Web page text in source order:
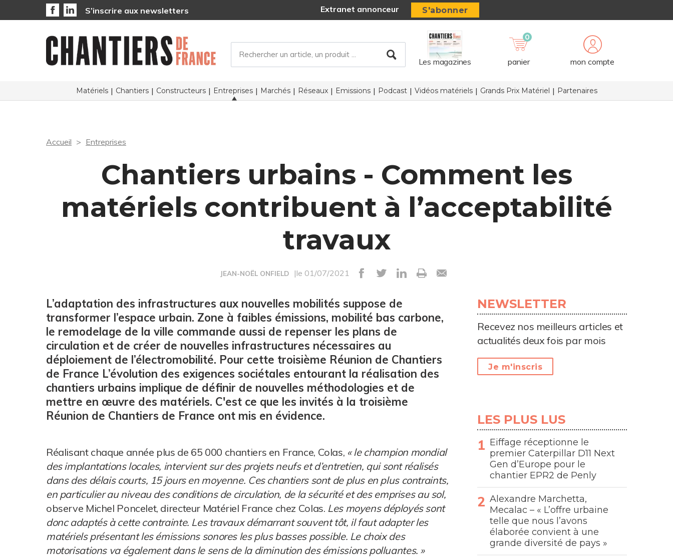
S’inscrire aux newsletters Extranet annonceur S'abonner
Les magazines
0
panier mon compte
Matériels Chantiers Constructeurs Entreprises Marchés Réseaux Emissions Podcast Vidéos matériels Grands Prix Matériel Partenaires
Accueil Entreprises
Chantiers urbains - Comment les
matériels contribuent à l’acceptabilité
travaux
JEAN-NOËL ONFIELD |le 01/07/2021
L’adaptation des infrastructures aux nouvelles mobilités suppose de
transformer l’espace urbain. Zone à faibles émissions, mobilité bas carbone,
le remodelage de la ville commande aussi de repenser les plans de
circulation et de créer de nouvelles infrastructures nécessaires au
déploiement de l’électromobilité. Pour cette troisième Réunion de Chantiers
de France L’évolution des exigences sociétales entourant la réalisation des
chantiers urbains implique de définir de nouvelles méthodologies et de
mettre en œuvre des matériels. C'est ce que les invités à la troisième
Réunion de Chantiers de France ont mis en évidence.
Réalisant chaque année plus de 65 000 chantiers en France, Colas, « le champion mondial
des implantations locales, intervient sur des projets neufs et d’entretien, qui sont réalisés
dans des délais courts, 15 jours en moyenne. Ces chantiers sont de plus en plus contraints,
en particulier au niveau des conditions de circulation, de la sécurité et des emprises au sol,
observe Michel Poncelet, directeur Matériel France chez Colas. Les moyens déployés sont
donc adaptés à cette contrainte. Les travaux démarrant souvent tôt, il faut adapter les
matériels présentant les émissions sonores les plus basses possible. Le choix des
motorisations va également dans le sens de la diminution des émissions polluantes. »
NEWSLETTER
Recevez nos meilleurs articles et
actualités deux fois par mois
Je m'inscris
LES PLUS LUS
Eiffage réceptionne le
premier Caterpillar D11 Next
Gen d’Europe pour le
chantier EPR2 de Penly
Alexandre Marchetta,
Mecalac – « L’offre urbaine
telle que nous l’avons
élaborée convient à une
grande diversité de pays »